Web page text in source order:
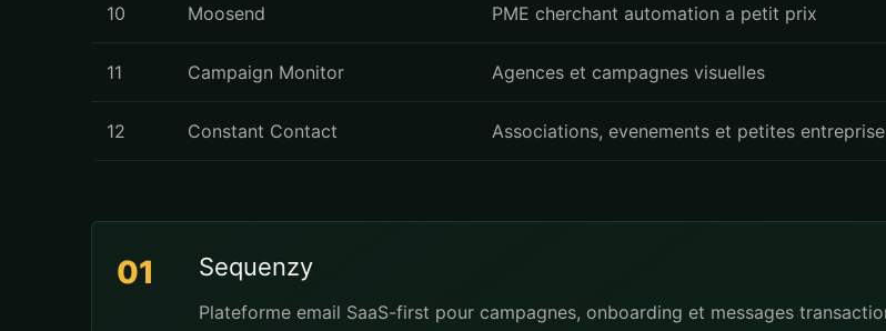
10 Moosend PME cherchant automation a petit prix
11 Campaign Monitor Agences et campagnes visuelles
12 Constant Contact Associations, evenements et petites
01 Sequenzy
Plateforme email SaaS-first pour campagnes, onboarding et messages